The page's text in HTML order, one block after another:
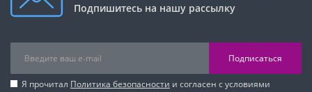
Подпишитесь на нашу рассылку
Подписаться
Я прочитал Политика безопасности и согласен с условиями